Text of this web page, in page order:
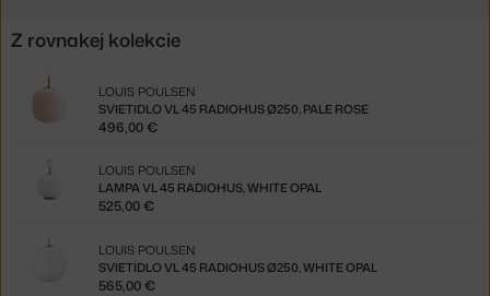
Z rovnakej kolekcie
SVIETIDLO VL 45 RADIOHUS Ø250, PALE ROSE
LOUIS POULSEN
496,00 €
LAMPA VL 45 RADIOHUS, WHITE OPAL
LOUIS POULSEN
525,00 €
SVIETIDLO VL 45 RADIOHUS Ø250, WHITE OPAL
LOUIS POULSEN
565,00 €